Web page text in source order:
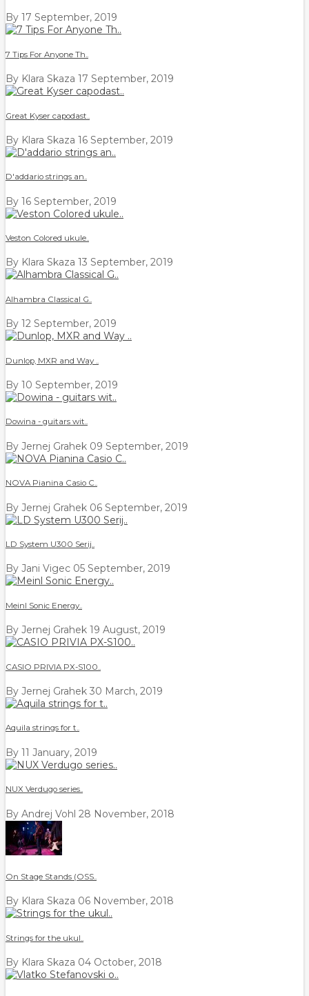
By 17 September, 2019
7 Tips For Anyone Th..
By Klara Skaza 17 September, 2019
Great Kyser capodast..
By Klara Skaza 16 September, 2019
D'addario strings an..
By 16 September, 2019
Veston Colored ukule..
By Klara Skaza 13 September, 2019
Alhambra Classical G..
By 12 September, 2019
Dunlop, MXR and Way ..
By 10 September, 2019
Dowina - guitars wit..
By Jernej Grahek 09 September, 2019
NOVA Pianina Casio C..
By Jernej Grahek 06 September, 2019
LD System U300 Serij..
By Jani Vigec 05 September, 2019
Meinl Sonic Energy..
By Jernej Grahek 19 August, 2019
CASIO PRIVIA PX-S100..
By Jernej Grahek 30 March, 2019
Aquila strings for t..
By 11 January, 2019
NUX Verdugo series..
By Andrej Vohl 28 November, 2018
On Stage Stands (OSS..
By Klara Skaza 06 November, 2018
Strings for the ukul..
By Klara Skaza 04 October, 2018